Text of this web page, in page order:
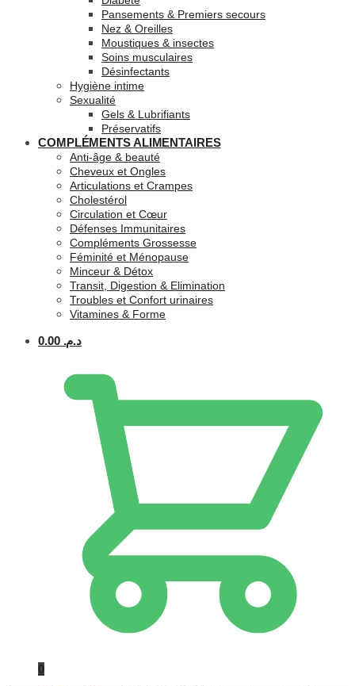
Pansements & Premiers secours
Nez & Oreilles
Moustiques & insectes
Soins musculaires
Désinfectants
Hygiène intime
Sexualité
Gels & Lubrifiants
Préservatifs
COMPLÉMENTS ALIMENTAIRES
Anti-âge & beauté
Cheveux et Ongles
Articulations et Crampes
Cholestérol
Circulation et Cœur
Défenses Immunitaires
Compléments Grossesse
Féminité et Ménopause
Minceur & Détox
Transit, Digestion & Elimination
Troubles et Confort urinaires
Vitamines & Forme
د.م. 0.00
0